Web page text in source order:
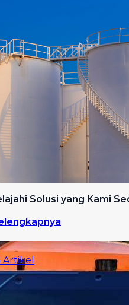
Solusi yang Kami
Artikel